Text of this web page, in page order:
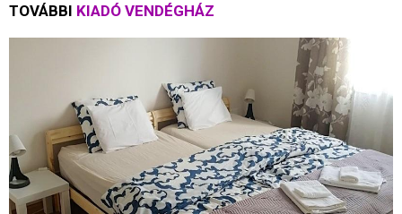
TOVÁBBI KIADÓ VENDÉGHÁZ